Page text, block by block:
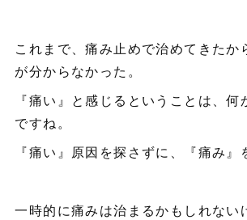
これまで、痛み止めで治めてきたか
が分からなかった。
『痛い』と感じるということは、何
ですね。
『痛い』原因を探さずに、『痛み』
一時的に痛みは治まるかもしれない